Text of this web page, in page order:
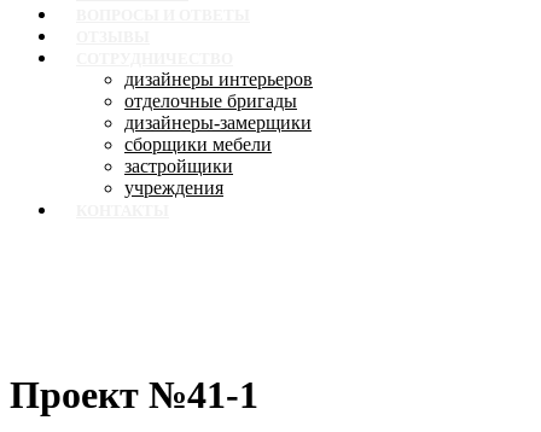
дизайнеры интерьеров
отделочные бригады
дизайнеры-замерщики
сборщики мебели
застройщики
учреждения
Проект №41-1